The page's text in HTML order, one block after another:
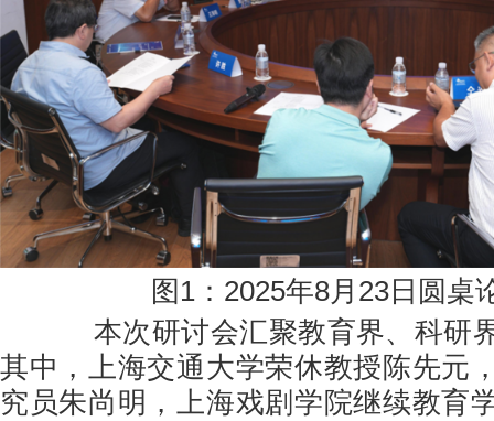
图1：2025年8月23日圆桌
本次研讨会汇聚教育界、科研
其中，上海交通大学荣休教授陈先元
究员朱尚明，上海戏剧学院继续教育